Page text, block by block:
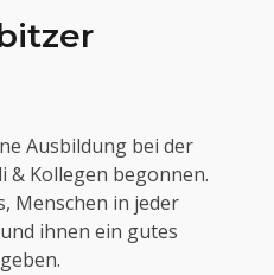
Ausbildung bei der
& Kollegen begonnen.
Menschen in jeder
ihnen ein gutes